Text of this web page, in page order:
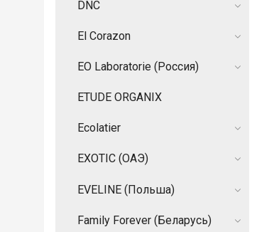
DNC
El Corazon
EO Laboratorie (Россия)
ETUDE ORGANIX
Ecolatier
EXOTIC (ОАЭ)
EVELINE (Польша)
Family Forever (Беларусь)